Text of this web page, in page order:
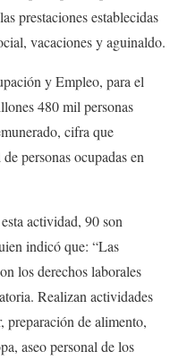
prestaciones establecidas
vacaciones y aguinaldo.
y Empleo, para el
480 mil personas
cifra que
personas ocupadas en
actividad, 90 son
indicó que: “Las
los derechos laborales
Realizan actividades
preparación de alimento,
aseo personal de los